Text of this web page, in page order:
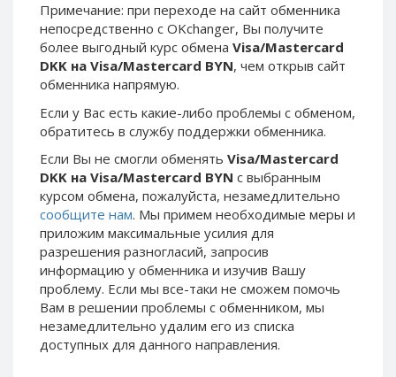
Примечание: при переходе на сайт обменника
непосредственно c OKchanger, Вы получите
более выгодный курс обмена Visa/Mastercard
DKK на Visa/Mastercard BYN, чем открыв сайт
обменника напрямую.
Если у Вас есть какие-либо проблемы с обменом,
обратитесь в службу поддержки обменника.
Если Вы не смогли обменять Visa/Mastercard
DKK на Visa/Mastercard BYN с выбранным
курсом обмена, пожалуйста, незамедлительно
сообщите нам. Мы примем необходимые меры и
приложим максимальные усилия для
разрешения разногласий, запросив
информацию у обменника и изучив Вашу
проблему. Если мы все-таки не сможем помочь
Вам в решении проблемы c обменником, мы
незамедлительно удалим его из списка
доступных для данного направления.
Epay EUR
Phone Balance RUB
Phone Balance UAH
Neteller USD
Neteller EUR
Neteller INR
Neteller PLN
Neteller GBP
Neteller NOK
Neteller SEK
PaySera USD
PaySera EUR
Epay EUR
Phone Balance RUB
Phone Balance UAH
Neteller USD
Neteller EUR
Neteller INR
Neteller PLN
Neteller GBP
Neteller NOK
Neteller SEK
PaySera USD
PaySera EUR